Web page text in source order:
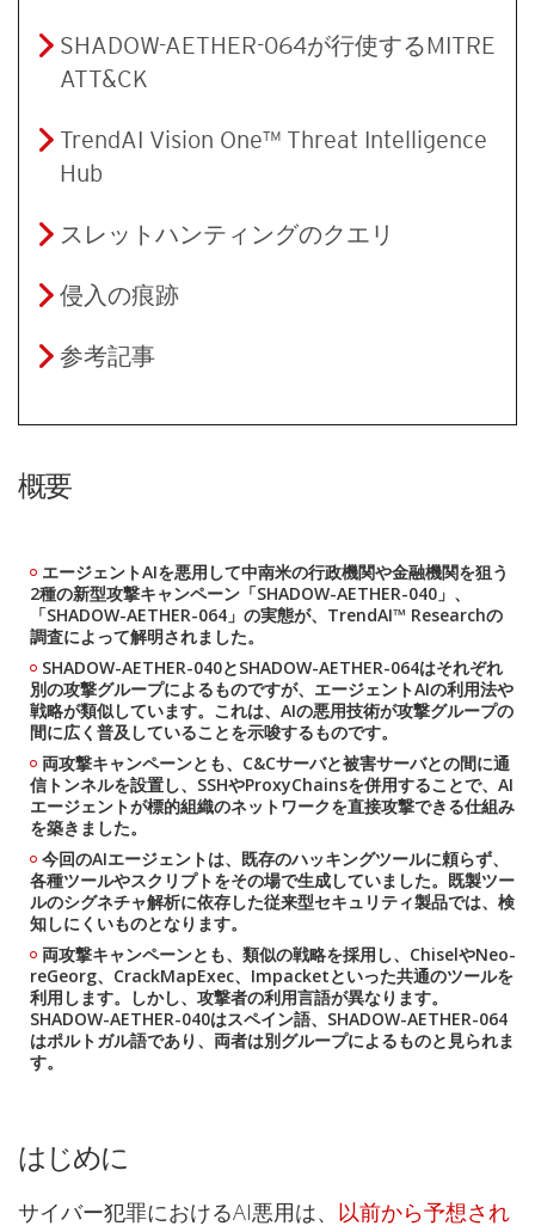
SHADOW-AETHER-064が行使するMITRE
ATT&CK
TrendAI Vision One™ Threat Intelligence
Hub
スレットハンティングのクエリ
侵入の痕跡
参考記事
概要
エージェントAIを悪用して中南米の行政機関や金融機関を狙う
2種の新型攻撃キャンペーン「SHADOW-AETHER-040」、
「SHADOW-AETHER-064」の実態が、TrendAI™ Researchの
調査によって解明されました。
SHADOW-AETHER-040とSHADOW-AETHER-064はそれぞれ
別の攻撃グループによるものですが、エージェントAIの利用法や
戦略が類似しています。これは、AIの悪用技術が攻撃グループの
間に広く普及していることを示唆するものです。
両攻撃キャンペーンとも、C&Cサーバと被害サーバとの間に通
信トンネルを設置し、SSHやProxyChainsを併用することで、AI
エージェントが標的組織のネットワークを直接攻撃できる仕組み
を築きました。
今回のAIエージェントは、既存のハッキングツールに頼らず、
各種ツールやスクリプトをその場で生成していました。既製ツー
ルのシグネチャ解析に依存した従来型セキュリティ製品では、検
知しにくいものとなります。
両攻撃キャンペーンとも、類似の戦略を採用し、ChiselやNeo-
reGeorg、CrackMapExec、Impacketといった共通のツールを
利用します。しかし、攻撃者の利用言語が異なります。
SHADOW-AETHER-040はスペイン語、SHADOW-AETHER-064
はポルトガル語であり、両者は別グループによるものと見られま
す。
はじめに
サイバー犯罪におけるAI悪用は、 以前から予想され